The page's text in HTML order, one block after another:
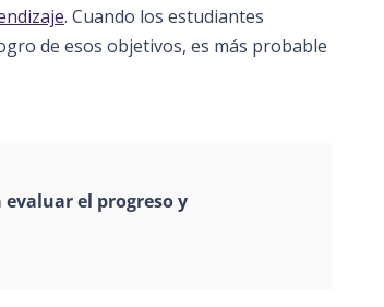
. Cuando los estudiantes
de esos objetivos, es más probable
el progreso y